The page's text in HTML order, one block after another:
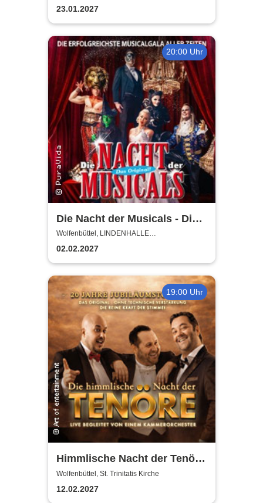
WOLFENBÜTTEL
23.01.2027
20:00 Uhr
Die Nacht der Musicals - Die
erfolgreichste Musicalgala
aller Zeiten
Wolfenbüttel, LINDENHALLE
WOLFENBÜTTEL
02.02.2027
19:00 Uhr
Himmlische Nacht der Tenöre
- Das Original - Live und ohne
technische Verstärkung
Wolfenbüttel, St. Trinitatis Kirche
12.02.2027